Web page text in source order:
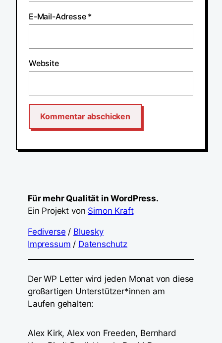
E-Mail-Adresse *
Website
Für mehr Qualität in WordPress.
Ein Projekt von Simon Kraft
Fediverse / Bluesky
Impressum / Datenschutz
Der WP Letter wird jeden Monat von diese
großartigen Unterstützer*innen am
Laufen gehalten:
Alex Kirk, Alex von Freeden, Bernhard